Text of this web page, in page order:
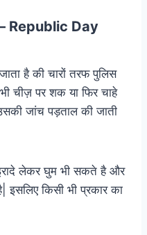
– Republic Day
है की चारों तरफ पुलिस
चीज़ पर शक या फिर चाहे
जांच पड़ताल की जाती
लेकर घुम भी सकते है और
इसलिए किसी भी प्रकार का